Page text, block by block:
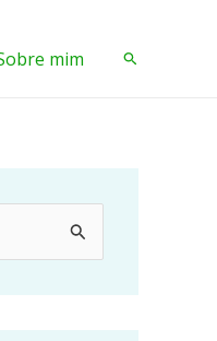
mim Pesquisar